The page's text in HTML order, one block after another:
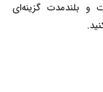
بلندمدت گزینه‌ای